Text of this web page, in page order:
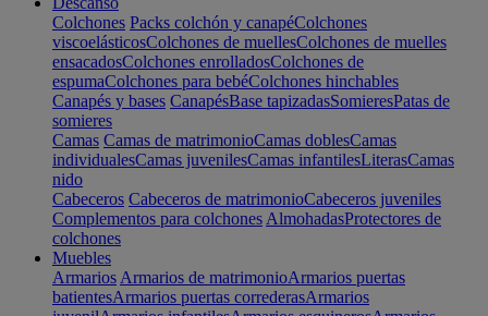
Colchones Packs colchón y canapéColchones
viscoelásticosColchones de muellesColchones de muelles
ensacadosColchones enrolladosColchones de
espumaColchones para bebéColchones hinchables
Canapés y bases CanapésBase tapizadasSomieresPatas de
somieres
Camas Camas de matrimonioCamas doblesCamas
individualesCamas juvenilesCamas infantilesLiterasCamas
nido
Cabeceros Cabeceros de matrimonioCabeceros juveniles
Complementos para colchones AlmohadasProtectores de
colchones
Muebles
Armarios Armarios de matrimonioArmarios puertas
batientesArmarios puertas correderasArmarios